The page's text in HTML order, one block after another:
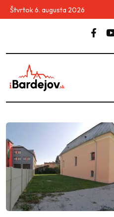
Štvrtok 6. augusta 2026